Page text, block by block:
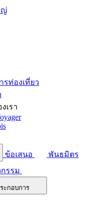
ญ่
รท่องเที่ยว
เรา
ข้อเสนอ
พันธมิตร
รรม
ะกอบการ